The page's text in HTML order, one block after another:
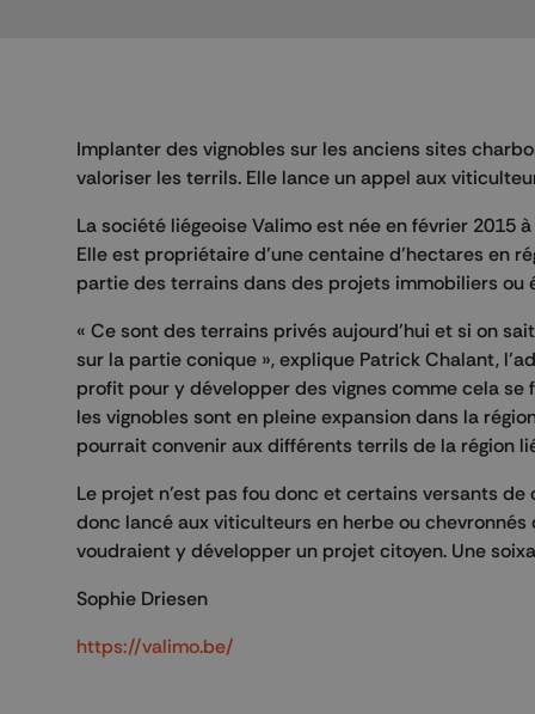
Implanter des vignobles sur les anciens sites
valoriser les terrils. Elle lance un appel aux
La société liégeoise Valimo est née en février 2015
Elle est propriétaire d’une centaine d’hectares en
partie des terrains dans des projets immobiliers
« Ce sont des terrains privés aujourd’hui et si on
sur la partie conique », explique Patrick Chalant,
profit pour y développer des vignes comme cela se
les vignobles sont en pleine expansion dans la
pourrait convenir aux différents terrils de la région
Le projet n’est pas fou donc et certains versants
donc lancé aux viticulteurs en herbe ou
voudraient y développer un projet citoyen. Une
Sophie Driesen
https://valimo.be/